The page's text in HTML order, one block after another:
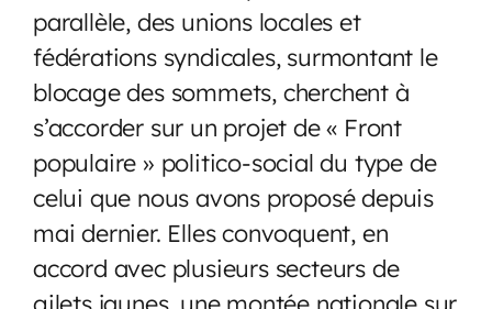
parallèle, des unions locales et
fédérations syndicales, surmontant le
blocage des sommets, cherchent à
s’accorder sur un projet de « Front
populaire » politico-social du type de
celui que nous avons proposé depuis
mai dernier. Elles convoquent, en
accord avec plusieurs secteurs de
gilets jaunes, une montée nationale sur